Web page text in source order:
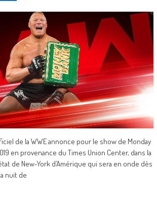
de la WWE annonce pour le show de Monday
en provenance du Times Union Center, dans la
de New-York d’Amérique qui sera en onde dès
nuit de